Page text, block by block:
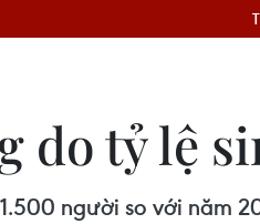
do tỷ lệ
người so với năm